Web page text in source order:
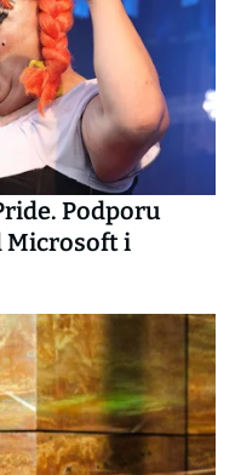
Podporu
Microsoft i